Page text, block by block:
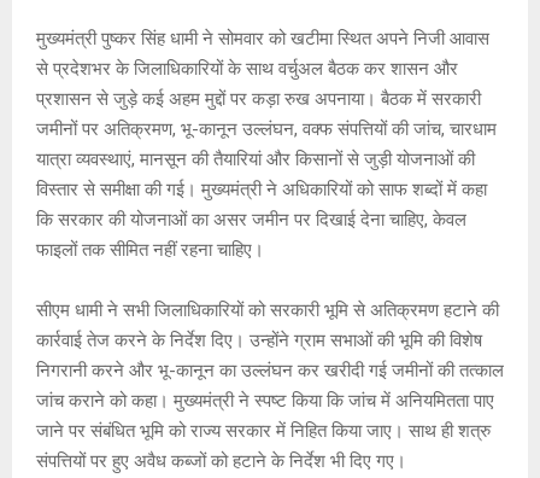
A
p
p
o
o
k
g
e
n
k
मुख्यमंत्री पुष्कर सिंह धामी ने सोमवार को खटीमा स्थित अपने निजी आवास
से प्रदेशभर के जिलाधिकारियों के साथ वर्चुअल बैठक कर शासन और
प्रशासन से जुड़े कई अहम मुद्दों पर कड़ा रुख अपनाया। बैठक में सरकारी
जमीनों पर अतिक्रमण, भू-कानून उल्लंघन, वक्फ संपत्तियों की जांच, चारधाम
यात्रा व्यवस्थाएं, मानसून की तैयारियां और किसानों से जुड़ी योजनाओं की
विस्तार से समीक्षा की गई। मुख्यमंत्री ने अधिकारियों को साफ शब्दों में कहा
कि सरकार की योजनाओं का असर जमीन पर दिखाई देना चाहिए, केवल
फाइलों तक सीमित नहीं रहना चाहिए।
सीएम धामी ने सभी जिलाधिकारियों को सरकारी भूमि से अतिक्रमण हटाने की
कार्रवाई तेज करने के निर्देश दिए। उन्होंने ग्राम सभाओं की भूमि की विशेष
निगरानी करने और भू-कानून का उल्लंघन कर खरीदी गई जमीनों की तत्काल
जांच कराने को कहा। मुख्यमंत्री ने स्पष्ट किया कि जांच में अनियमितता पाए
जाने पर संबंधित भूमि को राज्य सरकार में निहित किया जाए। साथ ही शत्रु
संपत्तियों पर हुए अवैध कब्जों को हटाने के निर्देश भी दिए गए।